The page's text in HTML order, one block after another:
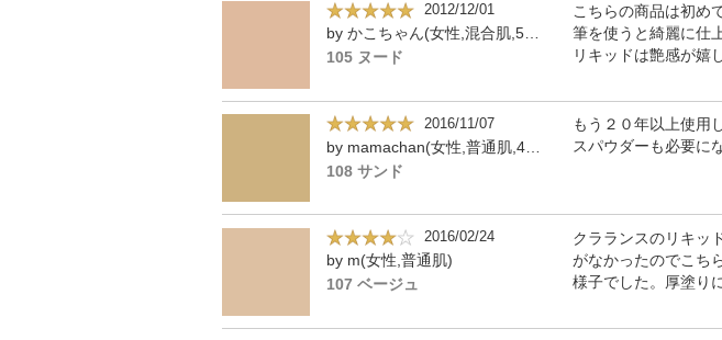
2012/12/01
by かこちゃん(女性,混合肌,53才)
105 ヌード
こちらの商品は初め
筆を使うと綺麗に仕
リキッドは艶感が嬉
2016/11/07
108 サンド
もう２０年以上使用
スパウダーも必要に
2016/02/24
by m(女性,普通肌)
107 ベージュ
クラランスのリキッ
がなかったのでこち
様子でした。厚塗り